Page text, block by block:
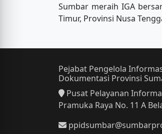
Sumbar meraih IGA
Timur, Provinsi Nusa
Pejabat Pengelola
Dokumentasi Provinsi
Pusat Pelayanan
Pramuka Raya No. 11 A